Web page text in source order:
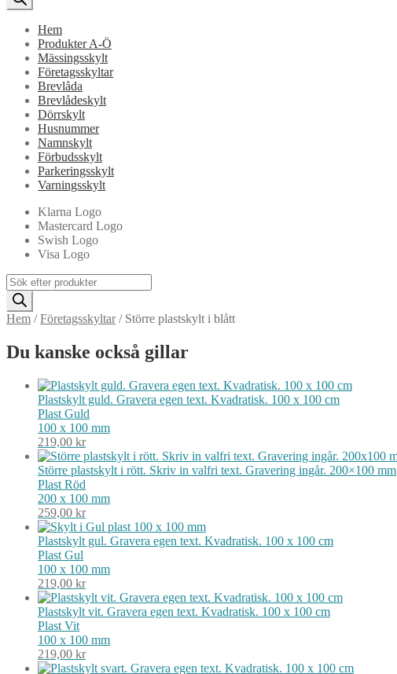
Hem
Produkter A-Ö
Mässingsskylt
Företagsskyltar
Brevlåda
Brevlådeskylt
Dörrskylt
Husnummer
Namnskylt
Förbudsskylt
Parkeringsskylt
Varningsskylt
Klarna Logo
Mastercard Logo
Swish Logo
Visa Logo
Products
search
Hem /Företagsskyltar/ Större plastskylt i blått
Du kanske också gillar
Plastskylt guld. Gravera egen text. Kvadratisk. 100 x 100 cm
Plast Guld
100 x 100 mm
219,00 kr
Större plastskylt i rött. Skriv in valfri text. Gravering ingår. 200×100 mm
Plast Röd
200 x 100 mm
259,00 kr
Plastskylt gul. Gravera egen text. Kvadratisk. 100 x 100 cm
Plast Gul
100 x 100 mm
219,00 kr
Plastskylt vit. Gravera egen text. Kvadratisk. 100 x 100 cm
Plast Vit
100 x 100 mm
219,00 kr